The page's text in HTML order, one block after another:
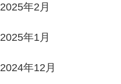
2025年2月
2025年1月
2024年12月